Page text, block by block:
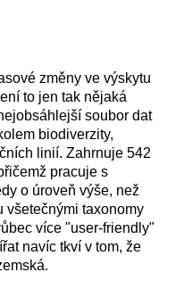
změny ve výskytu
to jen tak nějaká
soubor dat
biodiverzity,
linií. Zahrnuje 542
pracuje s
o úroveň výše, než
všetečnými taxonomy
více "user-friendly"
navíc tkví v tom, že